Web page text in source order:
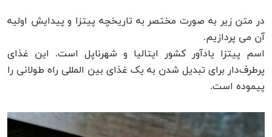
در متن زیر به صورت مختصر به تاریخچه پیتزا و پیدایش اولیه
آن می پردازیم.
اسم پیتزا یادآور کشور ایتالیا و شهرناپل است. این غذای
پرطرف‌دار برای تبدیل شدن به یک غذای بین المللی راه طولانی را
پیموده است.